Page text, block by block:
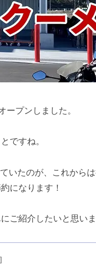
ープンしました。
ですね。
いたのが、これから
になります！
ご紹介したいと思いま